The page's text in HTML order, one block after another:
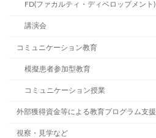
FD(ファカルティ・ディベロップメント)
講演会
コミュニケーション教育
模擬患者参加型教育
コミュニケーション授業
外部獲得資金等による教育プログラム支援
視察・見学など